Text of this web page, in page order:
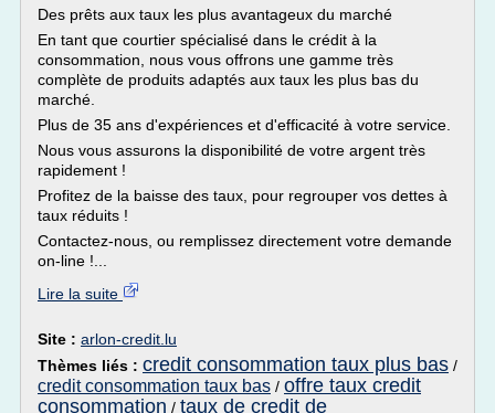
Des prêts aux taux les plus avantageux du marché
En tant que courtier spécialisé dans le crédit à la
consommation, nous vous offrons une gamme très
complète de produits adaptés aux taux les plus bas du
marché.
Plus de 35 ans d'expériences et d'efficacité à votre service.
Nous vous assurons la disponibilité de votre argent très
rapidement !
Profitez de la baisse des taux, pour regrouper vos dettes à
taux réduits !
Contactez-nous, ou remplissez directement votre demande
on-line !...
Lire la suite
Site : arlon-credit.lu
Thèmes liés : credit consommation taux plus bas /
credit consommation taux bas / offre taux credit
consommation / taux de credit de